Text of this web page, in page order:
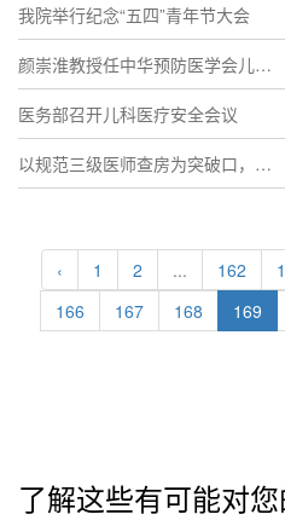
收
我院举行纪念“五四”青年节大会
颜崇淮教授任中华预防医学会儿童
保健分会环境与儿童健康学组副组
长
医务部召开儿科医疗安全会议
以规范三级医师查房为突破口，进
‹ 1 2 ... 162
166
167 168 169
了解这些有可能对